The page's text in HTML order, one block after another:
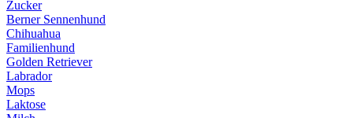
Zucker
Berner Sennenhund
Chihuahua
Familienhund
Golden Retriever
Labrador
Mops
Laktose